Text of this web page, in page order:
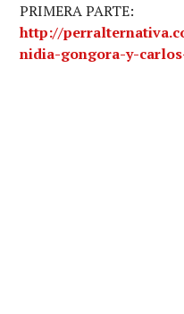
PRIMERA PARTE:
http://
nidia-gongora-y-